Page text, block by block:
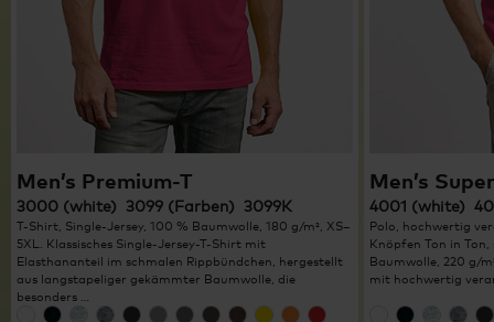
Men’s Premium-T
3000 (white) 3099 (Farben) 3099K
T-Shirt, Single-Jersey, 100 % Baumwolle, 180 g/m², XS–
5XL. Klassisches Single-Jersey-T-Shirt mit
Elasthananteil im schmalen Rippbündchen, hergestellt
aus langstapeliger gekämmter Baumwolle, die
besonders …
Men’s
4001 (white)
Polo, hochwertig
Knöpfen Ton in
Baumwolle, 220 g/
mit hochwertig